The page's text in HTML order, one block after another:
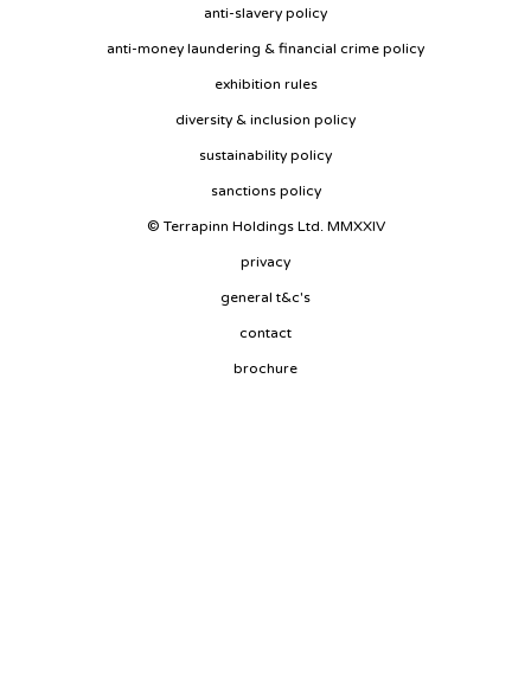
anti-slavery policy
anti-money laundering & financial crime policy
exhibition rules
diversity & inclusion policy
sustainability policy
sanctions policy
© Terrapinn Holdings Ltd. MMXXIV
privacy
general t&c's
contact
brochure